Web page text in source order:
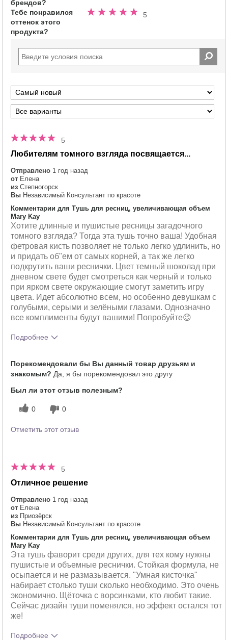
брендов?
Тебе понравился
оттенок этого
продукта?
5
Номинальный
5
звезд
5
Любителям томного взгляда посвящается...
Отправлено 1 год назад
от Елена
из Степногорск
Вы Независимый Консультант по красоте
Комментарии для Тушь для ресниц, увеличивающая объем
Mary Kay
Хотите длинные и пушистые ресницы загадочного
томного взгляда? Тогда эта тушь точно ваша! Удобная
фетровая кисть позволяет не только легко удлинить, но
и придать об"ем от самых корней, а так же легко
подкрутить ваши реснички. Цвет темный шоколад при
дневном свете будет смотреться как черный и только
при ярком свете окружающие смогут заметить игру
цвета. Идет абсолютно всем, но особенно девушкам с
голубыми, серыми и зелёными глазами. Однозначно
все комплименты будут вашими! Попробуйте😉
Подробнее
продукта?
Как отличается опыт использования
этого продукта от декоративной
Порекомендовали бы Вы данный товар друзьям и
знакомым? Да, я бы порекомендовал это другу
Был ли этот отзыв полезным?
0 0
Отметить этот отзыв
5
Отличное решение
Отправлено 1 год назад
от Елена
из Приозёрск
Вы Независимый Консультант по красоте
Комментарии для Тушь для ресниц, увеличивающая объем
Mary Kay
Эта тушь фаворит среди других, для тех кому нужны
пушистые и объемные реснички. Стойкая формула, не
осыпается и не размазывается. "Умная кисточка"
набирает столько туши сколько необходимо. Это очень
экономично. Щёточка с ворсинками, кто любит такие.
Сейчас дизайн туши поменялся, но эффект остался тот
же!
Подробнее